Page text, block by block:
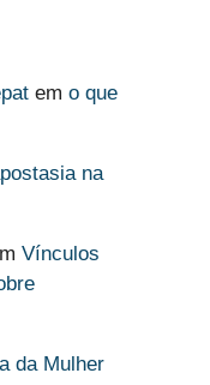
em o que
na
Vínculos
da Mulher